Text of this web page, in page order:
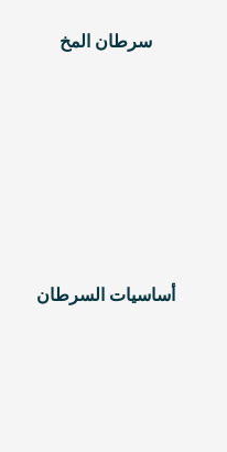
سرطان المخ
أساسيات السرطان